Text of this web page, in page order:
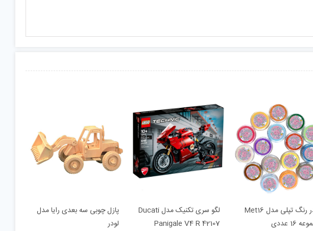
پودر رنگ تپلی مدل Met16
16 عددی
لگو سری تکنیک مدل Ducati
Panigale V4 R 42107
پازل چوبی سه بعدی رایا مدل
لودر